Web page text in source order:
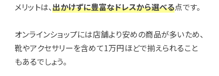
メリットは、出かけずに豊富なドレスから選べる点です。
オンラインショップには店舗より安めの商品が多いため、
靴やアクセサリーを含めて1万円ほどで揃えられること
もあるでしょう。